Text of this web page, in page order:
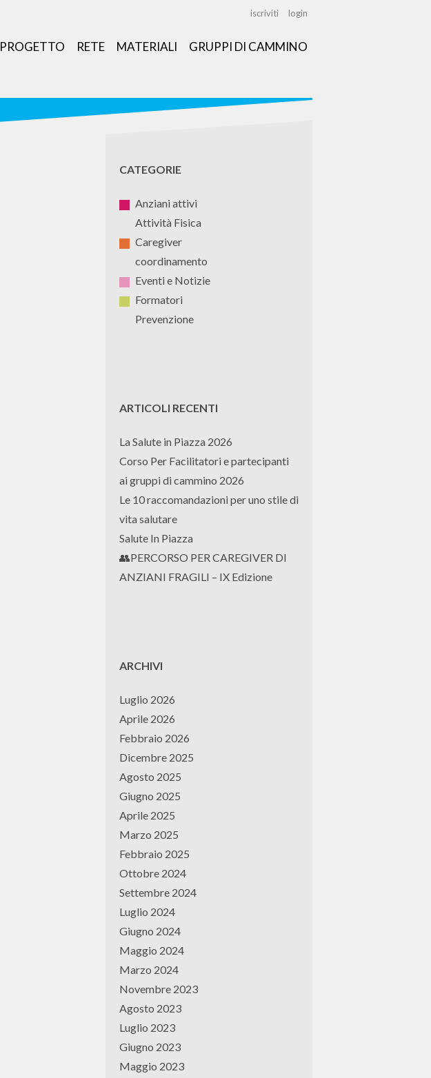
iscriviti login
PROGETTO RETE MATERIALI GRUPPI DI CAMMINO
CATEGORIE
Anziani attivi
Attività Fisica
Caregiver
coordinamento
Eventi e Notizie
Formatori
Prevenzione
ARTICOLI RECENTI
La Salute in Piazza 2026
Corso Per Facilitatori e partecipanti
ai gruppi di cammino 2026
Le 10 raccomandazioni per uno stile di
vita salutare
Salute In Piazza
👥PERCORSO PER CAREGIVER DI
ANZIANI FRAGILI – IX Edizione
ARCHIVI
Luglio 2026
Aprile 2026
Febbraio 2026
Dicembre 2025
Agosto 2025
Giugno 2025
Aprile 2025
Marzo 2025
Febbraio 2025
Ottobre 2024
Settembre 2024
Luglio 2024
Giugno 2024
Maggio 2024
Marzo 2024
Novembre 2023
Agosto 2023
Luglio 2023
Giugno 2023
Maggio 2023